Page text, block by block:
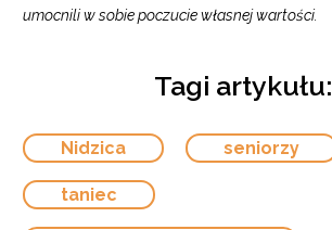
umocnili w sobie poczucie własnej wartości.
Tagi artykułu:
Nidzica seniorzy
taniec